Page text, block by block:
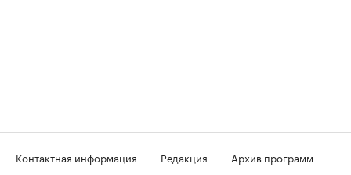
Контактная информация Редакция
Архив программ